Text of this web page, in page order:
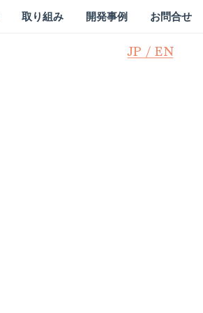
取り組み 開発事例 お問合せ
JP / EN